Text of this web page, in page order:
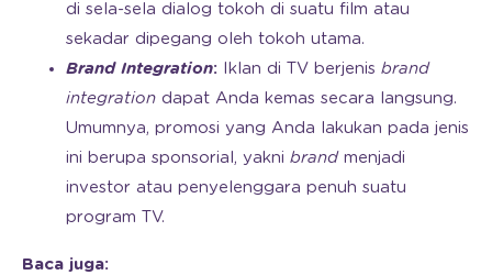
di sela-sela dialog tokoh di suatu film atau
sekadar dipegang oleh tokoh utama.
Brand Integration: Iklan di TV berjenis brand
integration dapat Anda kemas secara langsung.
Umumnya, promosi yang Anda lakukan pada jenis
ini berupa sponsorial, yakni brand menjadi
investor atau penyelenggara penuh suatu
program TV.
Baca juga: